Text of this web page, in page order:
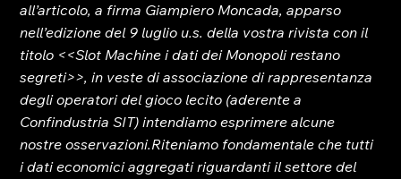
all’articolo, a firma Giampiero Moncada, apparso
nell’edizione del 9 luglio u.s. della vostra rivista con il
titolo <<Slot Machine i dati dei Monopoli restano
segreti>>, in veste di associazione di rappresentanza
degli operatori del gioco lecito (aderente a
Confindustria SIT) intendiamo esprimere alcune
nostre osservazioni.Riteniamo fondamentale che tutti
i dati economici aggregati riguardanti il settore del